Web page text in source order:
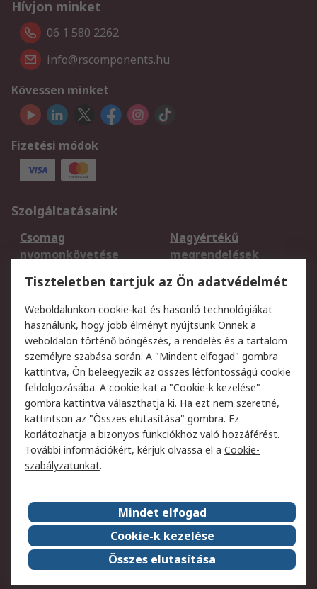
Hívjon minket
06 1 580 2262
info@rscomponents.hu
Kövessen minket
Fizetési módok
Szolgáltatásaink
Csomag
nyomonkövetése
Nagyértékű
megrendelések
Regisztráció
Szállítás
Termékvisszaküldés
Szolgáltatások
Jogi
Adatvédelmi
szabályzat
Az RS értékesítési
feltételei
Cookie szabályzat
Email biztonság
Webhelyre vonatkozó
feltételek
Weboldal felhasználói
szabályzata
Képviseletek
Rólunk
Vállalatcsoport
Karrier
Díjak és elismerések
ESG globális célok
Tiszteletben tartjuk az Ön adatvédelmét
Weboldalunkon cookie-kat és hasonló technológiákat
használunk, hogy jobb élményt nyújtsunk Önnek a
weboldalon történő böngészés, a rendelés és a tartalom
személyre szabása során. A "Mindent elfogad" gombra
kattintva, Ön beleegyezik az összes létfontosságú cookie
feldolgozásába. A cookie-kat a "Cookie-k kezelése"
gombra kattintva választhatja ki. Ha ezt nem szeretné,
kattintson az "Összes elutasítása" gombra. Ez
korlátozhatja a bizonyos funkciókhoz való hozzáférést.
További információkért, kérjük olvassa el a Cookie-
szabályzatunkat.
Mindet elfogad
Cookie-k kezelése
Összes elutasítása